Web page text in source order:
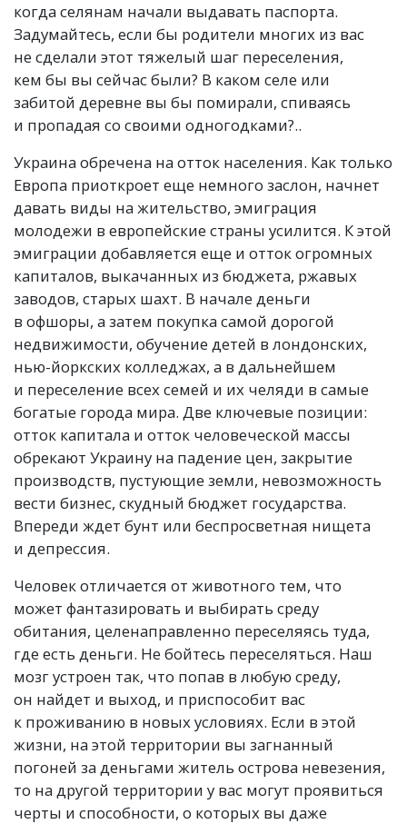
когда селянам начали выдавать паспорта.
Задумайтесь, если бы родители многих из вас
не сделали этот тяжелый шаг переселения,
кем бы вы сейчас были? В каком селе или
забитой деревне вы бы помирали, спиваясь
и пропадая со своими одногодками?..
Украина обречена на отток населения. Как только
Европа приоткроет еще немного заслон, начнет
давать виды на жительство, эмиграция
молодежи в европейские страны усилится. К этой
эмиграции добавляется еще и отток огромных
капиталов, выкачанных из бюджета, ржавых
заводов, старых шахт. В начале деньги
в офшоры, а затем покупка самой дорогой
недвижимости, обучение детей в лондонских,
нью-йоркских колледжах, а в дальнейшем
и переселение всех семей и их челяди в самые
богатые города мира. Две ключевые позиции:
отток капитала и отток человеческой массы
обрекают Украину на падение цен, закрытие
производств, пустующие земли, невозможность
вести бизнес, скудный бюджет государства.
Впереди ждет бунт или беспросветная нищета
и депрессия.
Человек отличается от животного тем, что
может фантазировать и выбирать среду
обитания, целенаправленно переселяясь туда,
где есть деньги. Не бойтесь переселяться. Наш
мозг устроен так, что попав в любую среду,
он найдет и выход, и приспособит вас
к проживанию в новых условиях. Если в этой
жизни, на этой территории вы загнанный
погоней за деньгами житель острова невезения,
то на другой территории у вас могут проявиться
черты и способности, о которых вы даже